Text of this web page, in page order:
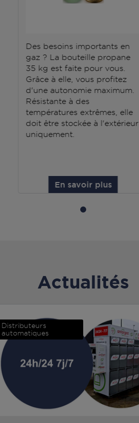
Des besoins importants en
gaz ? La bouteille propane
35 kg est faite pour vous.
Grâce à elle, vous profitez
d'une autonomie maximum.
Résistante à des
températures extrêmes, elle
doit être stockée à l'extérieur
uniquement.
En savoir plus
Actualités
Distributeurs
automatiques